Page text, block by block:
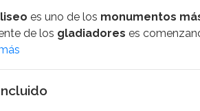
es uno de los monumentos
de los gladiadores es
directa con las
Regresa al mundo delImperio
relatos sobre la vida cotidiana en